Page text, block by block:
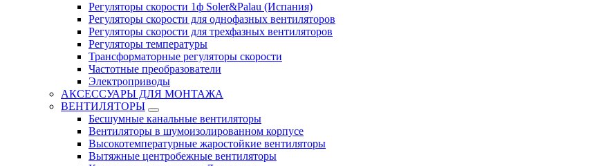
Регуляторы скорости 1ф Soler&Palau (Испания)
Регуляторы скорости для однофазных вентиляторов
Регуляторы скорости для трехфазных вентиляторов
Регуляторы температуры
Трансформаторные регуляторы скорости
Частотные преобразователи
Электроприводы
АКСЕССУАРЫ ДЛЯ МОНТАЖА
ВЕНТИЛЯТОРЫ
Бесшумные канальные вентиляторы
Вентиляторы в шумоизолированном корпусе
Высокотемпературные жаростойкие вентиляторы
Вытяжные центробежные вентиляторы